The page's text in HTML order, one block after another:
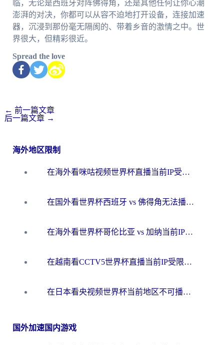
临，无论是西班牙对阵佛得角，还是其他任何让你心潮
澎湃的对决，你都可以从容不迫地打开设备，连接加速
器，沉浸到那份毫无隔阂的、带着乡音的激情之中。世
界很大，但精彩很近。
Spread the love
← 前一篇文章
后一篇文章 →
海外地区限制
在海外看咪咕视频世界杯直播当前IP受限制？这篇指南帮你搞定所有体育赛事观看难题
在国外看世界杯西班牙 vs 佛得角无法播放？这篇指南帮你解锁所有中文体育直播
在海外看世界杯哥伦比亚 vs 加纳当前IP受限制？这篇指南帮你流畅看中文解说赛事
在越南看CCTV5世界杯直播当前IP受限制？海外党体育观赛终极指南来了
在日本看央视频世界杯当前地区不可播放？海外党体育观赛终极指南
国外加速国内游戏